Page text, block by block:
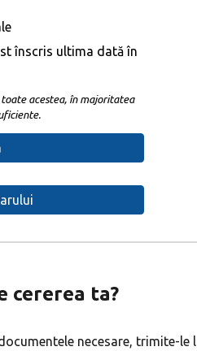
înscris ultima dată în
acestea, în majoritatea
cererea ta?
necesare, trimite-